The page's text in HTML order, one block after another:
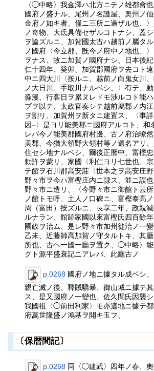
〈◯中略〉我金澤ハ北方ニテノ雄都會
國府ノ盛ナル、尾州ノ名護屋、奥州ノ
金府ノ如キ者、僅ニ三所ニ過ザル也、
ノ奇物、大氐具備セザルコトナシ、蓋
ヲ論ズルニ、加賀國太古ハ越前ノ屬タ
ノ國府〈今立郡、旣今ノ府中ノ地也、
ヲナス、故ニ加賀ノ國府ナシ、日本後
仁十四年、癸卯、加賀郡國府ヲ去コト
中ニ四大川〈按ルニ、越前ノ白鬼女川
ノ大日川、手取川ナルベシ、〉有テ、
淼漫、行客日ヲ累ヌレドモ渉ルコト能
ブヲ以テ、太政官奏シテ越前屬郡ノ内
ヲ割リ、加賀州ヲ新タニ建置ス、〈事詳
因一 〉是ヨリ能美郡ニ國府アルコト、和
レバ今ノ能美郡國府村邊、古ノ府治暸
美郡、今猶大領野大領村等ノ遺名アリ
住セシ地ナルベシ、爾後正暦中、富樫
勅許ヲ蒙リ、家國〈利仁ヨリ七世也、
テ館ヲ石川郡高安莊〈世本之ヲ高安庄
野々市ヲ今ハ富樫庄内ニ隷ス、並ニ誤
野々市ニ造リ、〈今野々市ニ御館ト云
ノ館トモ呼、土人ノ口碑ニ、富樫泰高
周（富田）按ズルニ、長享二年、政親
ルナラン、館跡家國以來富樫氏四百餘年
國政ヲ治ム、是レ野々市加州徙治ノ一
乙未、近藤師高加賀ノ守タルトキ、其
所也、古ヘ一國一廳ヲ置ク、◯中略〉
クト源平盛衰記ニアレバ、此廳古ノ
p.0268 國府ノ地ニ據タル成ベシ
親亡滅ノ後、釋賊驕暴、御山城ニ據テ
ス、是又國府ノ一變也、佐久間氏因襲シ
我國祖〈◯前田利家〉モ亦這地ニ據テ
府萬世隆盛ノ鴻基ヲ開キ玉フ、
〔保暦間記〕
p.0268 同〈◯建武〉四年ノ春、